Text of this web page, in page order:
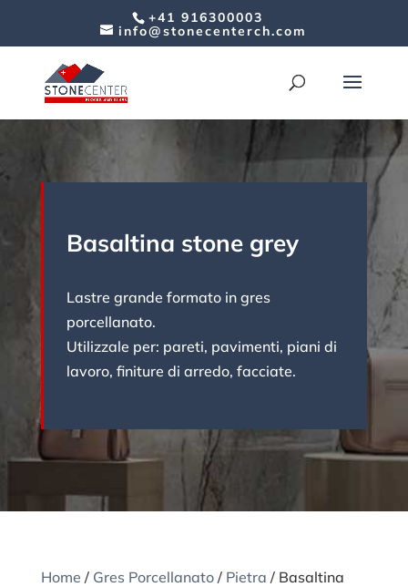
+41 916300003
info@stonecenterch.com
Basaltina stone grey
Lastre grande formato in gres
porcellanato.
Utilizzale per: pareti, pavimenti, piani di
lavoro, finiture di arredo, facciate.
Home / Gres Porcellanato/ Pietra / Basaltina